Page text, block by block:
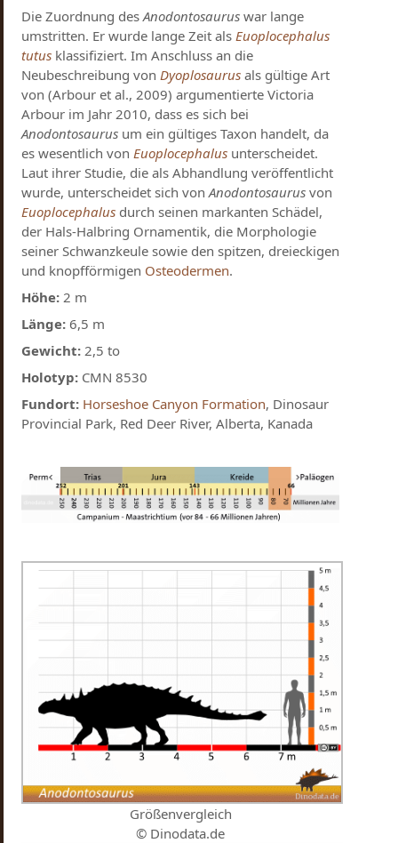
Die Zuordnung desAnodontosaurus war lange
umstritten. Er wurde lange Zeit alsEuoplocephalus
tutus klassifiziert. Im Anschluss an die
Neubeschreibung vonDyoplosaurus als gültige Art
von (Arbour et al., 2009) argumentierte Victoria
Arbour im Jahr 2010, dass es sich bei
Anodontosaurus um ein gültiges Taxon handelt, da
es wesentlich vonEuoplocephalus unterscheidet.
Laut ihrer Studie, die als Abhandlung veröffentlicht
wurde, unterscheidet sich vonAnodontosaurus von
Euoplocephalus durch seinen markanten Schädel,
der Hals-Halbring Ornamentik, die Morphologie
seiner Schwanzkeule sowie den spitzen, dreieckigen
und knopfförmigen Osteodermen.
Höhe: 2 m
Länge: 6,5 m
Gewicht: 2,5 to
Holotyp: CMN 8530
Fundort: Horseshoe Canyon Formation, Dinosaur
Provincial Park, Red Deer River, Alberta, Kanada
Größenvergleich
© Dinodata.de